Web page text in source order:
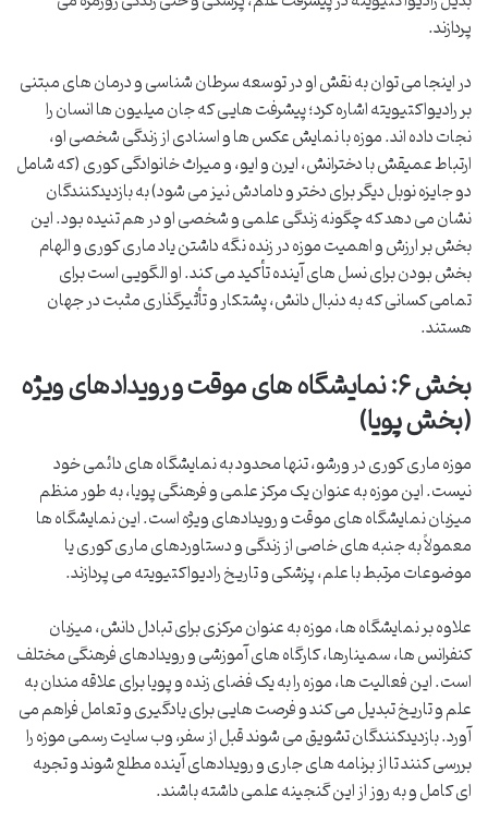
پردازند.
در اینجا می توان به نقش او در توسعه سرطان شناسی و درمان های مبتنی
بر رادیواکتیویته اشاره کرد؛ پیشرفت هایی که جان میلیون ها انسان را
نجات داده اند. موزه با نمایش عکس ها و اسنادی از زندگی شخصی او،
ارتباط عمیقش با دخترانش، ایرن و ایو، و میراث خانوادگی کوری (که شامل
دو جایزه نوبل دیگر برای دختر و دامادش نیز می شود) به بازدیدکنندگان
نشان می دهد که چگونه زندگی علمی و شخصی او در هم تنیده بود. این
بخش بر ارزش و اهمیت موزه در زنده نگه داشتن یاد ماری کوری و الهام
بخش بودن برای نسل های آینده تأکید می کند. او الگویی است برای
تمامی کسانی که به دنبال دانش، پشتکار و تأثیرگذاری مثبت در جهان
هستند.
بخش ۶: نمایشگاه های موقت و رویدادهای ویژه
(بخش پویا)
موزه ماری کوری در ورشو، تنها محدود به نمایشگاه های دائمی خود
نیست. این موزه به عنوان یک مرکز علمی و فرهنگی پویا، به طور منظم
میزبان نمایشگاه های موقت و رویدادهای ویژه است. این نمایشگاه ها
معمولاً به جنبه های خاصی از زندگی و دستاوردهای ماری کوری یا
موضوعات مرتبط با علم، پزشکی و تاریخ رادیواکتیویته می پردازند.
علاوه بر نمایشگاه ها، موزه به عنوان مرکزی برای تبادل دانش، میزبان
کنفرانس ها، سمینارها، کارگاه های آموزشی و رویدادهای فرهنگی مختلف
است. این فعالیت ها، موزه را به یک فضای زنده و پویا برای علاقه مندان به
علم و تاریخ تبدیل می کند و فرصت هایی برای یادگیری و تعامل فراهم می
آورد. بازدیدکنندگان تشویق می شوند قبل از سفر، وب سایت رسمی موزه را
بررسی کنند تا از برنامه های جاری و رویدادهای آینده مطلع شوند و تجربه
ای کامل و به روز از این گنجینه علمی داشته باشند.